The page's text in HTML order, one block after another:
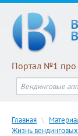
Портал №1 про
Главная \
Жизнь